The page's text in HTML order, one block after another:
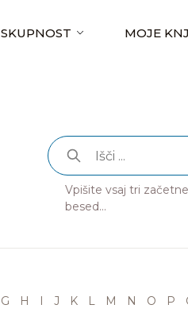
SKUPNOST MOJE
Vpišite vsaj tri
besed...
G H I J K L M N O P